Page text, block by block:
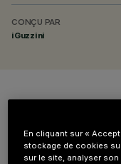
CONÇU PAR
iGuzzini
COULEUR
En cliquant sur «
stockage de cookies
sur le site, analyser